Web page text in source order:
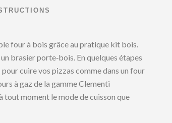
four à bois grâce au pratique kit bois.
brasier porte‑bois. En quelques étapes
cuire vos pizzas comme dans un four
à gaz de la gamme Clementi
moment le mode de cuisson que